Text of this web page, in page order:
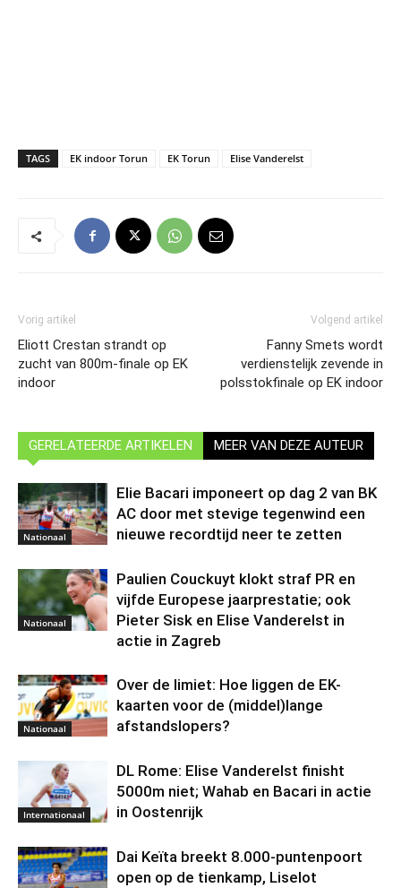
TAGS EK indoor Torun EK Torun Elise Vanderelst
Vorig artikel
Eliott Crestan strandt op
zucht van 800m-finale op EK
indoor
Volgend artikel
Fanny Smets wordt
verdienstelijk zevende in
polsstokfinale op EK indoor
GERELATEERDE ARTIKELEN MEER VAN DEZE AUTEUR
Nationaal
Elie Bacari imponeert op dag 2 van BK
AC door met stevige tegenwind een
nieuwe recordtijd neer te zetten
Nationaal
Paulien Couckuyt klokt straf PR en
vijfde Europese jaarprestatie; ook
Pieter Sisk en Elise Vanderelst in
actie in Zagreb
Nationaal
Over de limiet: Hoe liggen de EK-
kaarten voor de (middel)lange
afstandslopers?
Internationaal
DL Rome: Elise Vanderelst finisht
5000m niet; Wahab en Bacari in actie
in Oostenrijk
Dai Keïta breekt 8.000-puntenpoort
open op de tienkamp, Liselot